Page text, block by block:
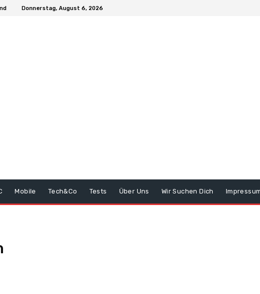
Donnerstag, August 6, 2026
Mobile Tech&Co Tests Über Uns Wir Suchen Dich